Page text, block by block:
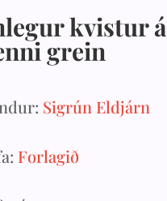
kvistur á
grein
Sigrún Eldjárn
Forlagið